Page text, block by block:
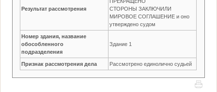
Результат рассмотрения
СТОРОНЫ ЗАКЛЮЧИЛИ
МИРОВОЕ СОГЛАШЕНИЕ и оно
утверждено судом
Номер здания, название
обособленного
подразделения
Здание 1
Признак рассмотрения дела Рассмотрено единолично судьей